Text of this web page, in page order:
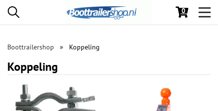
0
Boottrailershop Koppeling
Koppeling